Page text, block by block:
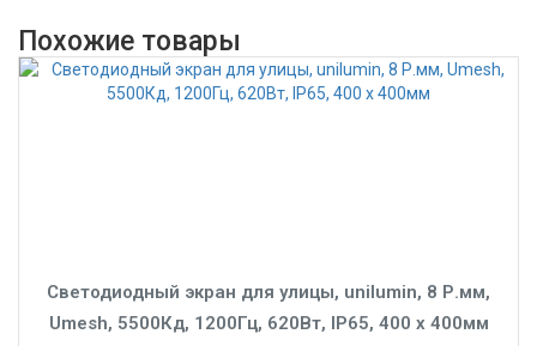
Похожие товары
Светодиодный экран для улицы, unilumin, 8 Р.мм,
Umesh, 5500Кд, 1200Гц, 620Вт, IP65, 400 x 400мм